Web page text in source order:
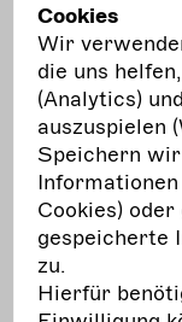
Mit
-Kulturelle
-Kulturauf
-
-Soziale
Cookies
Wir
die uns
(Analytics)
auszuspielen
Speichern
Cookies)
gespeicherte
zu.
Hierfür